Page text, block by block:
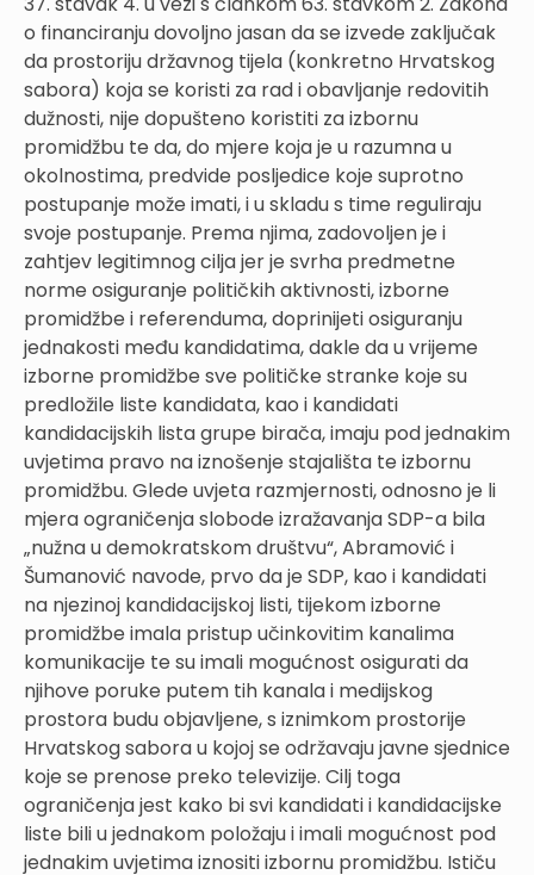
o financiranju dovoljno jasan da se izvede zaključak
da prostoriju državnog tijela (konkretno Hrvatskog
sabora) koja se koristi za rad i obavljanje redovitih
dužnosti, nije dopušteno koristiti za izbornu
promidžbu te da, do mjere koja je u razumna u
okolnostima, predvide posljedice koje suprotno
postupanje može imati, i u skladu s time reguliraju
svoje postupanje. Prema njima, zadovoljen je i
zahtjev legitimnog cilja jer je svrha predmetne
norme osiguranje političkih aktivnosti, izborne
promidžbe i referenduma, doprinijeti osiguranju
jednakosti među kandidatima, dakle da u vrijeme
izborne promidžbe sve političke stranke koje su
predložile liste kandidata, kao i kandidati
kandidacijskih lista grupe birača, imaju pod jednakim
uvjetima pravo na iznošenje stajališta te izbornu
promidžbu. Glede uvjeta razmjernosti, odnosno je li
mjera ograničenja slobode izražavanja SDP-a bila
„nužna u demokratskom društvu“, Abramović i
Šumanović navode, prvo da je SDP, kao i kandidati
na njezinoj kandidacijskoj listi, tijekom izborne
promidžbe imala pristup učinkovitim kanalima
komunikacije te su imali mogućnost osigurati da
njihove poruke putem tih kanala i medijskog
prostora budu objavljene, s iznimkom prostorije
Hrvatskog sabora u kojoj se održavaju javne sjednice
koje se prenose preko televizije. Cilj toga
ograničenja jest kako bi svi kandidati i kandidacijske
liste bili u jednakom položaju i imali mogućnost pod
jednakim uvjetima iznositi izbornu promidžbu. Ističu